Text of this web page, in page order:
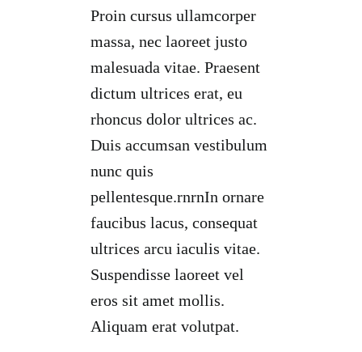
Proin cursus ullamcorper
massa, nec laoreet justo
malesuada vitae. Praesent
dictum ultrices erat, eu
rhoncus dolor ultrices ac.
Duis accumsan vestibulum
nunc quis
pellentesque.rnrnIn ornare
faucibus lacus, consequat
ultrices arcu iaculis vitae.
Suspendisse laoreet vel
eros sit amet mollis.
Aliquam erat volutpat.